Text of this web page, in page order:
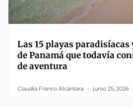
Las 15 playas paradisíacas
de Panamá que todavía
de aventura
Claudia Franco Alcántara junio 25, 2026